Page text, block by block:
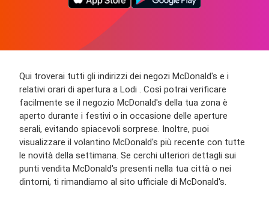
Qui troverai tutti gli indirizzi dei negozi McDonald's e i
relativi orari di apertura a Lodi . Così potrai verificare
facilmente se il negozio McDonald's della tua zona è
aperto durante i festivi o in occasione delle aperture
serali, evitando spiacevoli sorprese. Inoltre, puoi
visualizzare il volantino McDonald's più recente con tutte
le novità della settimana. Se cerchi ulteriori dettagli sui
punti vendita McDonald's presenti nella tua città o nei
dintorni, ti rimandiamo al sito ufficiale di McDonald's.